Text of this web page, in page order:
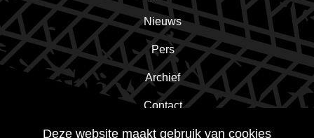
Deze website maakt gebruik van cookies
Nieuws
Pers
Archief
Contact